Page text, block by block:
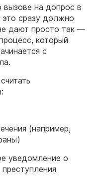
вызове на допрос в
сразу должно
дают просто так —
который
с
(например,
уведомление о